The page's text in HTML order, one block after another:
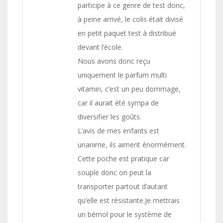
participe à ce genre de test donc,
à peine arrivé, le colis était divisé
en petit paquet test à distribué
devant l’école.
Nous avons donc reçu
uniquement le parfum multi
vitamin, c’est un peu dommage,
car il aurait été sympa de
diversifier les goûts.
L’avis de mes enfants est
unanime, ils aiment énormément.
Cette poche est pratique car
souple donc on peut la
transporter partout d’autant
qu’elle est résistante.Je mettrais
un bémol pour le système de